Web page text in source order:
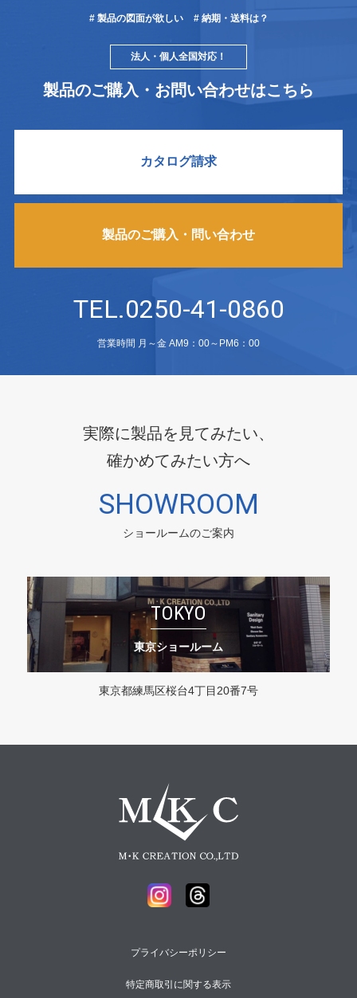
# 製品の図面が欲しい # 納期・送料は？
法人・個人全国対応！
製品のご購入・お問い合わせはこちら
カタログ請求
製品のご購入・問い合わせ
TEL.0250-41-0860
営業時間 月～金 AM9：00～PM6：00
実際に製品を見てみたい、
確かめてみたい方へ
SHOWROOM
ショールームのご案内
TOKYO
東京ショールーム
東京都練馬区桜台4丁目20番7号
プライバシーポリシー
特定商取引に関する表示